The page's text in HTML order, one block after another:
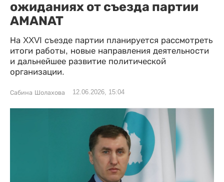
ожиданиях от съезда партии
AMANAT
На XXVI съезде партии планируется рассмотреть
итоги работы, новые направления деятельности
и дальнейшее развитие политической
организации.
Сабина Шолахова 12.06.2026, 15:04